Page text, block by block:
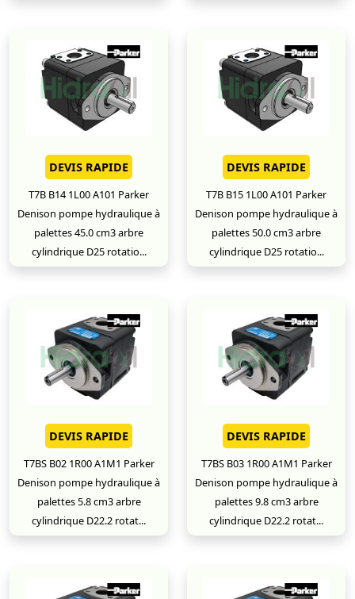
DEVIS RAPIDE
T7B B14 1L00 A101 Parker
Denison pompe hydraulique à
palettes 45.0 cm3 arbre
cylindrique D25 rotatio...
DEVIS RAPIDE
T7B B15 1L00 A101 Parker
Denison pompe hydraulique à
palettes 50.0 cm3 arbre
cylindrique D25 rotatio...
DEVIS RAPIDE
T7BS B02 1R00 A1M1 Parker
Denison pompe hydraulique à
palettes 5.8 cm3 arbre
cylindrique D22.2 rotat...
DEVIS RAPIDE
T7BS B03 1R00 A1M1 Parker
Denison pompe hydraulique à
palettes 9.8 cm3 arbre
cylindrique D22.2 rotat...